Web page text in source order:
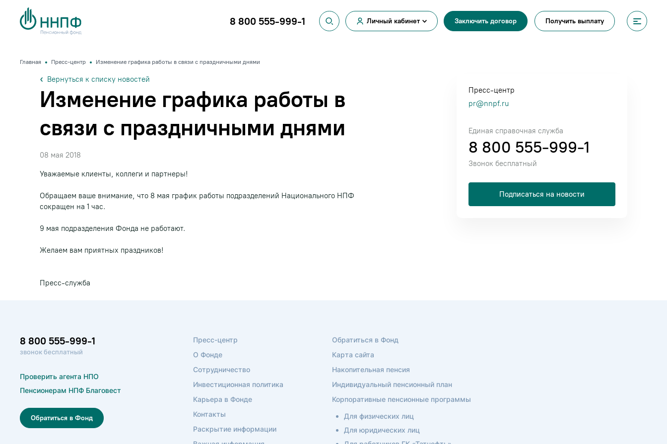
Личный кабинет
8 800 555-999-1 Заключить договор Получить выплату
Главная Пресс-центр Изменение графика работы в связи с праздничными днями
Вернуться к списку новостей
Изменение графика работы в
связи с праздничными днями
08 мая 2018
Уважаемые клиенты, коллеги и партнеры!
Обращаем ваше внимание, что 8 мая график работы подразделений Национального НПФ
сокращен на 1 час.
9 мая подразделения Фонда не работают.
Желаем вам приятных праздников!
Пресс-служба
Пресс-центр
pr@nnpf.ru
Единая справочная служба
8 800 555-999-1
Звонок бесплатный
Подписаться на новости
8 800 555-999-1
звонок бесплатный
Обратиться в Фонд
Проверить агента НПО
Пенсионерам НПФ Благовест
Пресс-центр
О Фонде
Сотрудничество
Инвестиционная политика
Карьера в Фонде
Контакты
Раскрытие информации
Обратиться в Фонд
Карта сайта
Накопительная пенсия
Индивидуальный пенсионный план
Корпоративные пенсионные программы
Для физических лиц
Для юридических лиц